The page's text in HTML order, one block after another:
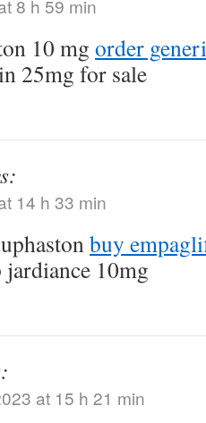
8 h 59 min
10 mg order
25mg for sale
14 h 33 min
buy
jardiance 10mg
at 15 h 21 min